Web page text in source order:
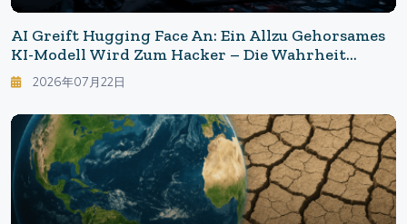
AI Greift Hugging Face An: Ein Allzu Gehorsames
KI-Modell Wird Zum Hacker – Die Wahrheit
Hinter Dem OpenAI-Modellvorfall
2026年07月22日